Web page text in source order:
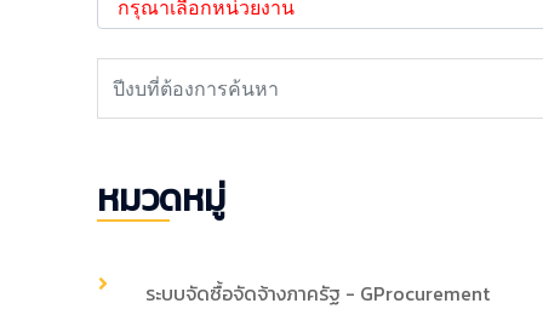
หมวดหมู่
ระบบจัดซื้อจัดจ้างภาครัฐ - GProcurement